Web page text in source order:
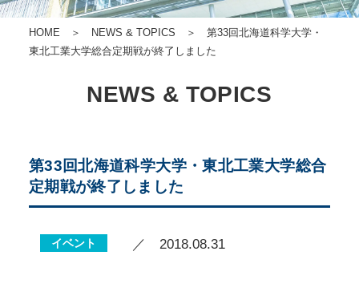
HOME ＞ NEWS & TOPICS ＞ 第33回北海道科学大学・
東北工業大学総合定期戦が終了しました
NEWS & TOPICS
第33回北海道科学大学・東北工業大学総合
定期戦が終了しました
イベント ／ 2018.08.31